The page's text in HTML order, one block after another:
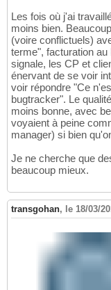
Les fois où j'ai
moins bien.
(voire conflictuels)
terme", facturation
signale, les CP et
énervant de se voir
voir répondre "Ce
bugtracker". Le
moins bonne, avec
voyaient à peine
manager) si bien
Je ne cherche que
beaucoup mieux.
transgohan, le 18/03/